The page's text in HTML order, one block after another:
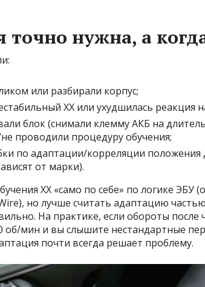
точно нужна, а
или разбирали корпус;
ХХ или ухудшилась реакция
блок (снимали клемму АКБ на
проводили процедуру обучения;
по адаптации/корреляции положения
от марки).
ХХ «само по себе» по логике ЭБУ
но лучше считать адаптацию
На практике, если обороты после
об/мин и вы слышите нестандартные
почти всегда решает проблему.